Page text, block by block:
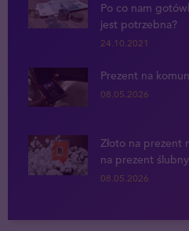
Po co nam
jest potrzebna?
24.10.2021
Prezent na
08.05.2026
Złoto na prezent
na prezent
08.05.2026